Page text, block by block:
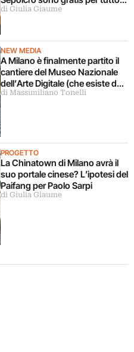
agosto (ma solo per milanesi)
di Giulia Giaume
NEW MEDIA
A Milano è finalmente partito il
cantiere del Museo Nazionale
dell’Arte Digitale (che esiste da
5 anni ma ancora non c’è)
di Massimiliano Tonelli
PROGETTO
La Chinatown di Milano avrà il
suo portale cinese? L’ipotesi del
Paifang per Paolo Sarpi
di Giulia Giaume